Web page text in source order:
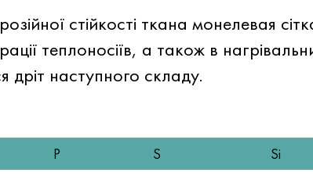
стійкості ткана монелевая
теплоносіїв, а також в
дріт наступного складу.
P S Si